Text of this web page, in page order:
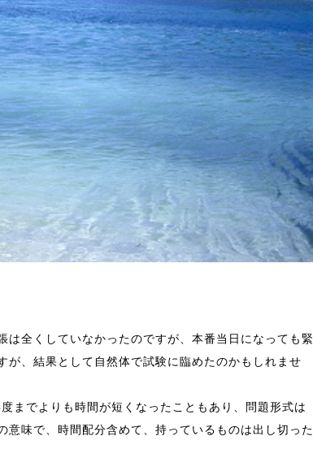
全くしていなかったのですが、本番当日になっても緊
、結果として自然体で試験に臨めたのかもしれませ
でよりも時間が短くなったこともあり、問題形式は
味で、時間配分含めて、持っているものは出し切った